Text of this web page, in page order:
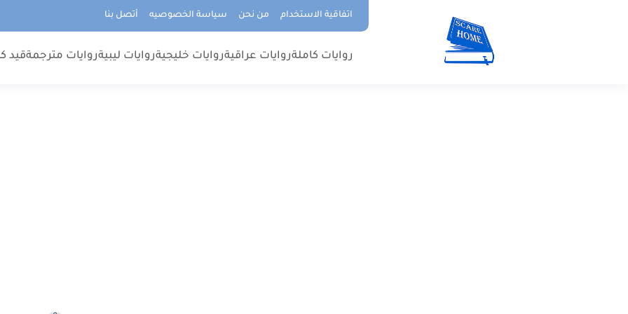
اتفاقية الاستخدام من نحن سياسة الخصوصيه أتصل بنا
روايات كاملةروايات عراقيةروايات خليجيةروايات ليبيةروايات مترجمةقيد